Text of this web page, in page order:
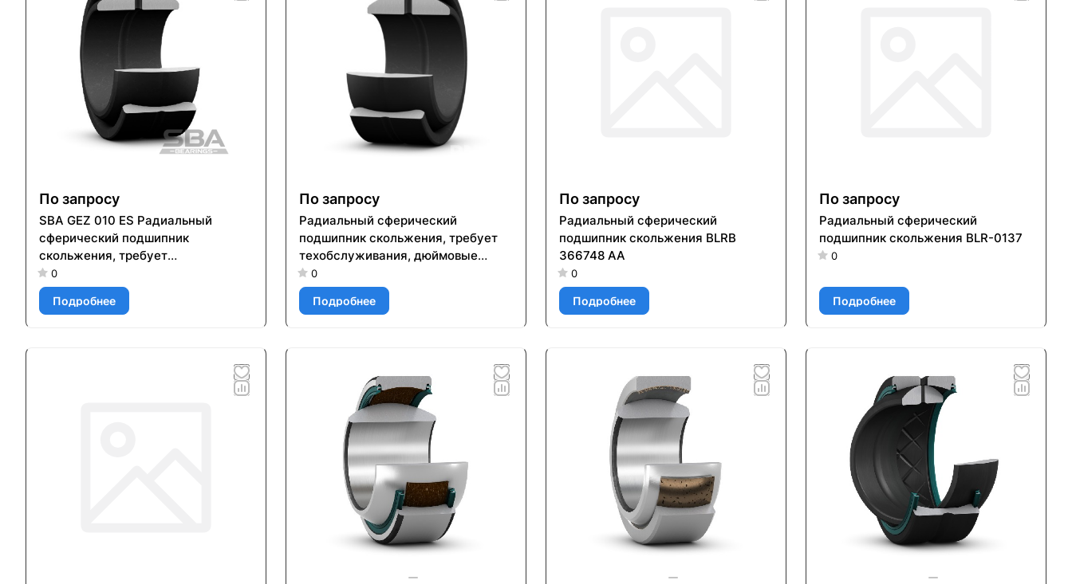
По запросу
SBA GEZ 010 ES Радиальный
сферический подшипник
скольжения, требует
техобслуживания, дюймовые
размеры
0
Подробнее
По запросу
Радиальный сферический
подшипник скольжения, требует
техобслуживания, дюймовые
размеры PNY GEZ 010 ES
0
Подробнее
По запросу
Радиальный сферический
подшипник скольжения BLRB
366748 AA
0
Подробнее
По запросу
Радиальный сферический
подшипник скольжения BLR-0137
0
Подробнее